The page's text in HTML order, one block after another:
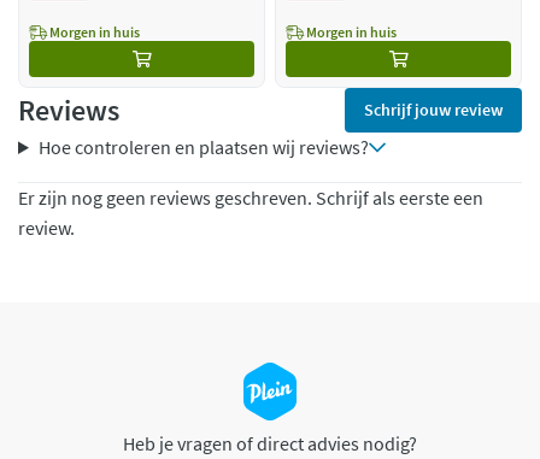
Morgen in huis Morgen in huis
Reviews Schrijf jouw review
Hoe controleren en plaatsen wij reviews?
Er zijn nog geen reviews geschreven. Schrijf als eerste een
review.
Heb je vragen of direct advies nodig?